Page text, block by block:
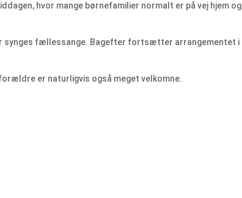
hvor mange børnefamilier normalt er på vej hjem
fællessange. Bagefter fortsætter arrangementet i
er naturligvis også meget velkomne.